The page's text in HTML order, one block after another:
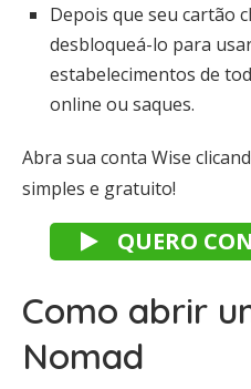
Depois que seu cartão
desbloqueá-lo para
estabelecimentos de
online ou saques.
Abra sua conta Wise
simples e gratuito!
QUERO
Como abrir
Nomad